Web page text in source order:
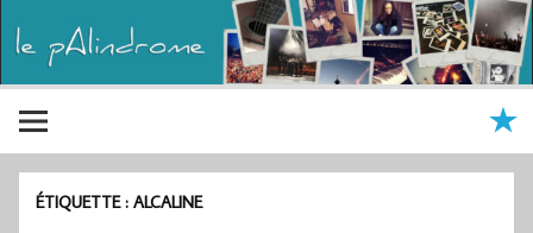
ÉTIQUETTE :ALCALINE